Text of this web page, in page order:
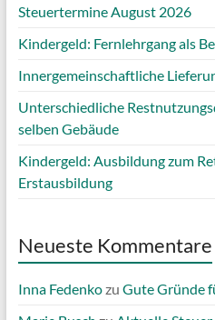
Steuertermine August 2026
Kindergeld: Fernlehrgang als
Innergemeinschaftliche
Unterschiedliche
selben Gebäude
Kindergeld: Ausbildung zum
Erstausbildung
Neueste Kommentare
Inna Fedenkozu Gute Gründe